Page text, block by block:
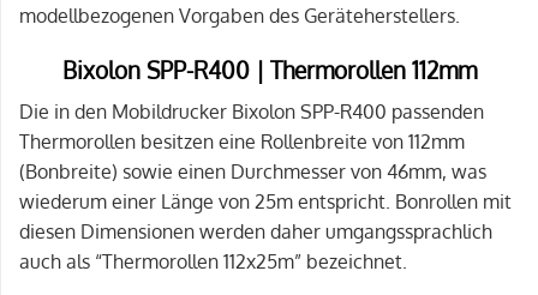
modellbezogenen Vorgaben des Geräteherstellers.
Bixolon SPP-R400 | Thermorollen 112mm
Die in den Mobildrucker Bixolon SPP-R400 passenden
Thermorollen besitzen eine Rollenbreite von 112mm
(Bonbreite) sowie einen Durchmesser von 46mm, was
wiederum einer Länge von 25m entspricht. Bonrollen mit
diesen Dimensionen werden daher umgangssprachlich
auch als “Thermorollen 112x25m” bezeichnet.